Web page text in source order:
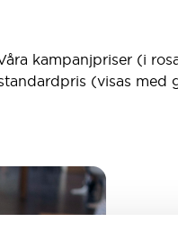
kampanjpriser (i
(visas med